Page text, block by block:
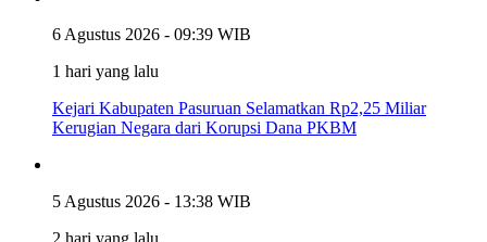
6 Agustus 2026 - 09:39 WIB
1 hari yang lalu
Kejari Kabupaten Pasuruan Selamatkan Rp2,25 Miliar
Kerugian Negara dari Korupsi Dana PKBM
5 Agustus 2026 - 13:38 WIB
2 hari yang lalu